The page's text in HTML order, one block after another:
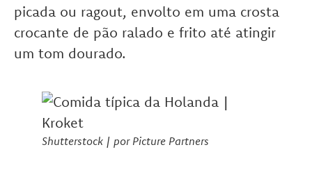
picada ou ragout, envolto em uma crosta
crocante de pão ralado e frito até atingir
um tom dourado.
Shutterstock | por Picture Partners